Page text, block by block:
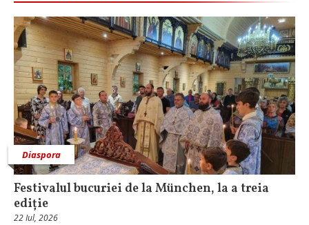
Diaspora
Festivalul bucuriei de la München, la a treia
ediție
22 Iul, 2026